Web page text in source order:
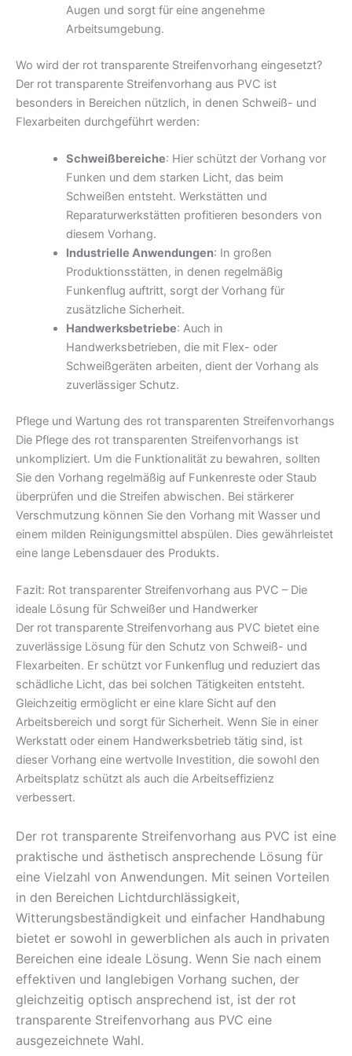
Augen und sorgt für eine angenehme
Arbeitsumgebung.
Wo wird der rot transparente Streifenvorhang eingesetzt?
Der rot transparente Streifenvorhang aus PVC ist
besonders in Bereichen nützlich, in denen Schweiß- und
Flexarbeiten durchgeführt werden:
Schweißbereiche: Hier schützt der Vorhang vor
Funken und dem starken Licht, das beim
Schweißen entsteht. Werkstätten und
Reparaturwerkstätten profitieren besonders von
diesem Vorhang.
Industrielle Anwendungen: In großen
Produktionsstätten, in denen regelmäßig
Funkenflug auftritt, sorgt der Vorhang für
zusätzliche Sicherheit.
Handwerksbetriebe: Auch in
Handwerksbetrieben, die mit Flex- oder
Schweißgeräten arbeiten, dient der Vorhang als
zuverlässiger Schutz.
Pflege und Wartung des rot transparenten Streifenvorhangs
Die Pflege des rot transparenten Streifenvorhangs ist
unkompliziert. Um die Funktionalität zu bewahren, sollten
Sie den Vorhang regelmäßig auf Funkenreste oder Staub
überprüfen und die Streifen abwischen. Bei stärkerer
Verschmutzung können Sie den Vorhang mit Wasser und
einem milden Reinigungsmittel abspülen. Dies gewährleistet
eine lange Lebensdauer des Produkts.
Fazit: Rot transparenter Streifenvorhang aus PVC – Die
ideale Lösung für Schweißer und Handwerker
Der rot transparente Streifenvorhang aus PVC bietet eine
zuverlässige Lösung für den Schutz von Schweiß- und
Flexarbeiten. Er schützt vor Funkenflug und reduziert das
schädliche Licht, das bei solchen Tätigkeiten entsteht.
Gleichzeitig ermöglicht er eine klare Sicht auf den
Arbeitsbereich und sorgt für Sicherheit. Wenn Sie in einer
Werkstatt oder einem Handwerksbetrieb tätig sind, ist
dieser Vorhang eine wertvolle Investition, die sowohl den
Arbeitsplatz schützt als auch die Arbeitseffizienz
verbessert.
Der rot transparente Streifenvorhang aus PVC ist eine
praktische und ästhetisch ansprechende Lösung für
eine Vielzahl von Anwendungen. Mit seinen Vorteilen
in den Bereichen Lichtdurchlässigkeit,
Witterungsbeständigkeit und einfacher Handhabung
bietet er sowohl in gewerblichen als auch in privaten
Bereichen eine ideale Lösung. Wenn Sie nach einem
effektiven und langlebigen Vorhang suchen, der
gleichzeitig optisch ansprechend ist, ist der rot
transparente Streifenvorhang aus PVC eine
ausgezeichnete Wahl.